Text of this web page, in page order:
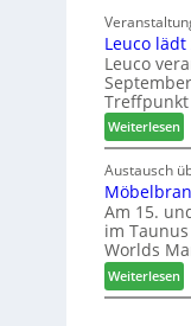
Leuco
Leuco
Treffpunkt
Weiterlesen:
L
e
u
c
o
l
ä
d
Austausch
Am 15.
im
Worlds
Weiterlesen:
M